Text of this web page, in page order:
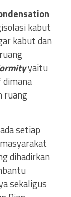
kabut
kabut dan
yaitu
ruang
setiap
dihadirkan
sekaligus